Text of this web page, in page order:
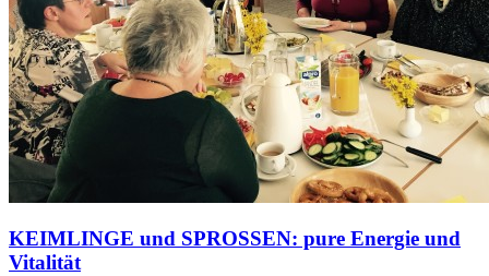
KEIMLINGE und SPROSSEN: pure Energie und
Vitalität